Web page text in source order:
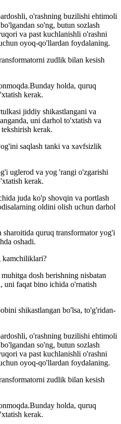
o'rashning buzilishi ehtimoli
so'ng, butun sozlash
va past kuchlanishli o'rashni
oyoq-qo'llardan foydalaning.
zudlik bilan kesish
holda, quruq
kerak.
jiddiy shikastlangani va
uni darhol to'xtatish va
kerak.
saqlash tanki va xavfsizlik
uglerod va yog 'rangi o'zgarishi
kerak.
juda ko'p shovqin va portlash
oldini olish uchun darhol
quruq transformator yog'i
oshadi.
kamchiliklari?
dosh berishning nisbatan
uni faqat bino ichida o'rnatish
shikastlangan bo'lsa, to'g'ridan-
o'rashning buzilishi ehtimoli
so'ng, butun sozlash
va past kuchlanishli o'rashni
oyoq-qo'llardan foydalaning.
zudlik bilan kesish
holda, quruq
kerak.